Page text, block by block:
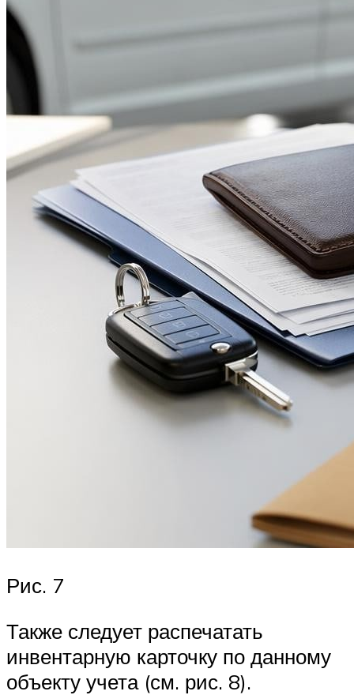
Рис. 7
Также следует распечатать
инвентарную карточку по данному
объекту учета (см. рис. 8).